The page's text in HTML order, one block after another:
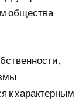
общества
к характерным